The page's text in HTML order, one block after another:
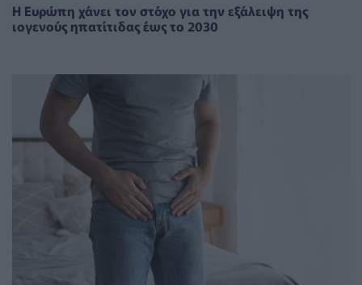
Η Ευρώπη χάνει τον στόχο για την εξάλειψη της
ιογενούς ηπατίτιδας έως το 2030